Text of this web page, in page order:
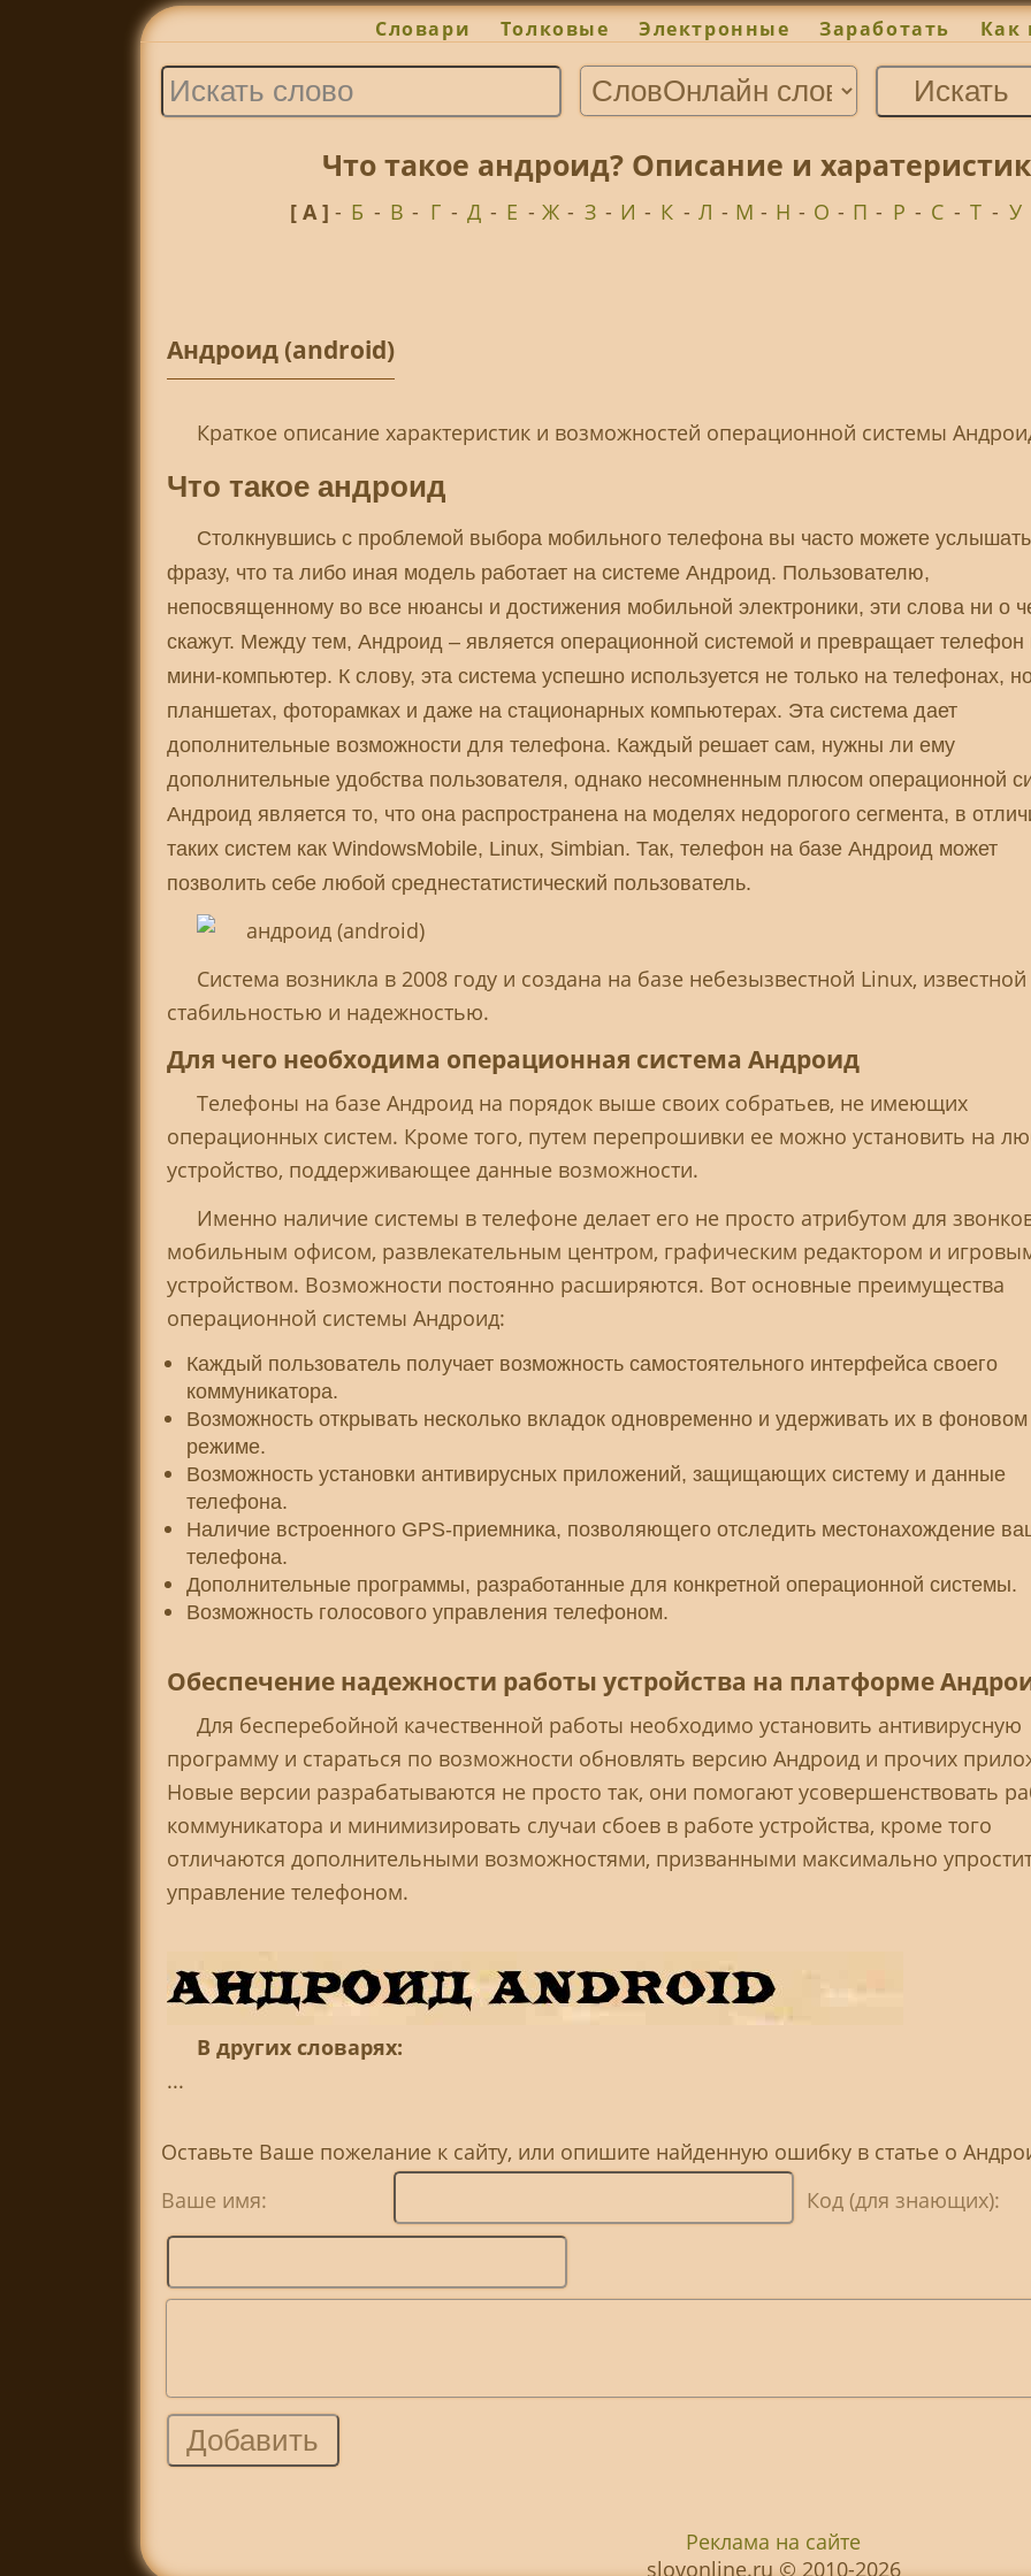
Словари Толковые Электронные Заработать Как
Что такое андроид? Описание и
[ А ]- Б - В - Г - Д - Е - Ж - З - И - К - Л - М - Н - О - П - Р - С - Т - У
Андроид (android)
Краткое описание характеристик и возможностей операционной системы
Что такое андроид
Столкнувшись с проблемой выбора мобильного телефона вы часто можете услышать
фразу, что та либо иная модель работает на системе Андроид. Пользователю,
непосвященному во все нюансы и достижения мобильной электроники, эти слова ни о
скажут. Между тем, Андроид – является операционной системой и превращает телефон
мини-компьютер. К слову, эта система успешно используется не только на телефонах,
планшетах, фоторамках и даже на стационарных компьютерах. Эта система дает
дополнительные возможности для телефона. Каждый решает сам, нужны ли ему
дополнительные удобства пользователя, однако несомненным плюсом операционной
Андроид является то, что она распространена на моделях недорогого сегмента, в
таких систем как WindowsMobile, Linux, Simbian. Так, телефон на базе Андроид может
позволить себе любой среднестатистический пользователь.
Система возникла в 2008 году и создана на базе небезызвестной Linux,
стабильностью и надежностью.
Для чего необходима операционная система Андроид
Телефоны на базе Андроид на порядок выше своих собратьев, не имеющих
операционных систем. Кроме того, путем перепрошивки ее можно установить на
устройство, поддерживающее данные возможности.
Именно наличие системы в телефоне делает его не просто атрибутом для
мобильным офисом, развлекательным центром, графическим редактором и
устройством. Возможности постоянно расширяются. Вот основные преимущества
операционной системы Андроид:
Каждый пользователь получает возможность самостоятельного интерфейса своего
коммуникатора.
Возможность открывать несколько вкладок одновременно и удерживать их в фоновом
режиме.
Возможность установки антивирусных приложений, защищающих систему и данные
телефона.
Наличие встроенного GPS-приемника, позволяющего отследить местонахождение
телефона.
Дополнительные программы, разработанные для конкретной операционной системы.
Возможность голосового управления телефоном.
Обеспечение надежности работы устройства на платформе
Для бесперебойной качественной работы необходимо установить антивирусную
программу и стараться по возможности обновлять версию Андроид и прочих
Новые версии разрабатываются не просто так, они помогают усовершенствовать
коммуникатора и минимизировать случаи сбоев в работе устройства, кроме того
отличаются дополнительными возможностями, призванными максимально
управление телефоном.
В других словарях:
...
Оставьте Ваше пожелание к сайту, или опишите найденную ошибку в статье о
Ваше имя:
Код (для знающих):
Реклама на сайте
slovonline.ru © 2010-2026